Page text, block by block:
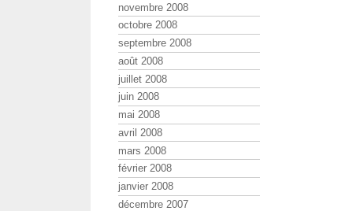
novembre 2008
octobre 2008
septembre 2008
août 2008
juillet 2008
juin 2008
mai 2008
avril 2008
mars 2008
février 2008
janvier 2008
décembre 2007